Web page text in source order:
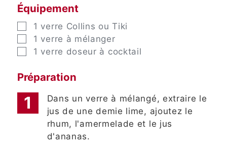
Équipement
▢
1 verre Collins ou Tiki
▢
1 verre à mélanger
▢
1 verre doseur à cocktail
Préparation
Dans un verre à mélangé, extraire le
jus de une demie lime, ajoutez le
rhum, l'amermelade et le jus
d'ananas.